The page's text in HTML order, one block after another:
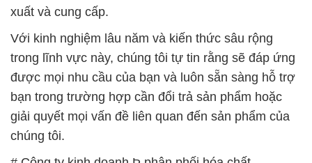
bạn trong trường hợp cần đổi trả sản phẩm hoặc
giải quyết mọi vấn đề liên quan đến sản phẩm của
chúng tôi.
# Công ty kinh doanh Þ phân phối hóa chất
C6H8O7 _ Axit Citric Tinh Thể Food Grade Thực
Phẩm Monohydrate TCCA Trung Quốc China
# Địa chỉ chuyên cung cấp ⌡ kinh doanh hóa chất
C6H8O7 _ Axit Citric Tinh Thể Food Grade Thực